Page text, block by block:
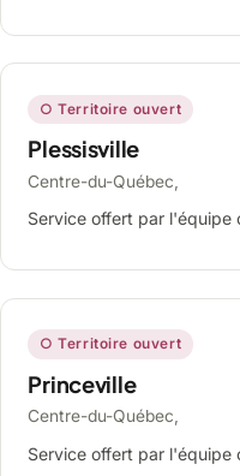
○ Territoire ouvert
Plessisville
Centre-du-Québec,
Service offert par
○ Territoire ouvert
Princeville
Centre-du-Québec,
Service offert par